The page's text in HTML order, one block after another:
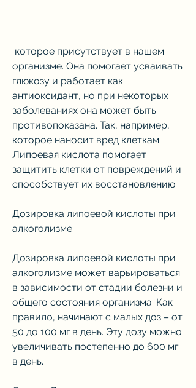
организме. Она помогает усваивать
глюкозу и работает как
антиоксидант, но при некоторых
заболеваниях она может быть
противопоказана. Так, например,
которое наносит вред клеткам.
Липоевая кислота помогает
защитить клетки от повреждений и
способствует их восстановлению.
Дозировка липоевой кислоты при
алкоголизме
Дозировка липоевой кислоты при
алкоголизме может варьироваться
в зависимости от стадии болезни и
общего состояния организма. Как
правило, начинают с малых доз – от
50 до 100 мг в день. Эту дозу можно
увеличивать постепенно до 600 мг
в день.